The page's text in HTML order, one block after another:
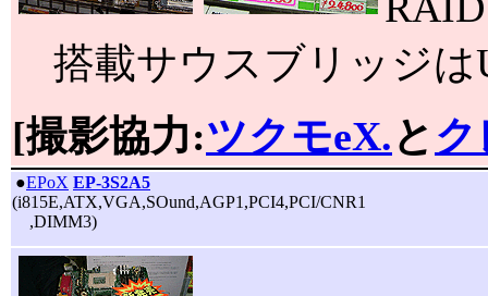
搭載サウスブリッジは
[撮影協力:ツクモeX.と
●EPoX EP-3S2A5
(i815E,ATX,VGA,SOund,AGP1,PCI4,PCI/CNR1
,DIMM3)